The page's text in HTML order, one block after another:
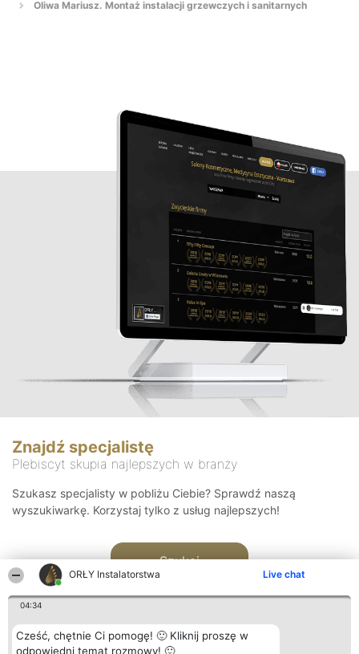
ORŁY Instalatorstwa Live chat
04:34
Cześć, chętnie Ci pomogę! 🙂 Kliknij proszę w
odpowiedni temat rozmowy! 🙂
Oliwa Mariusz. Montaż instalacji grzewczych i sanitarnych
Znajdź specjalistę
Plebiscyt skupia najlepszych w branży
Szukasz specjalisty w pobliżu Ciebie? Sprawdź naszą
wyszukiwarkę. Korzystaj tylko z usług najlepszych!
Szukaj